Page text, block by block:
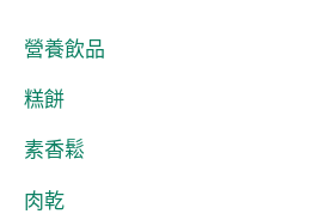
營養飲品
糕餅
素香鬆
肉乾